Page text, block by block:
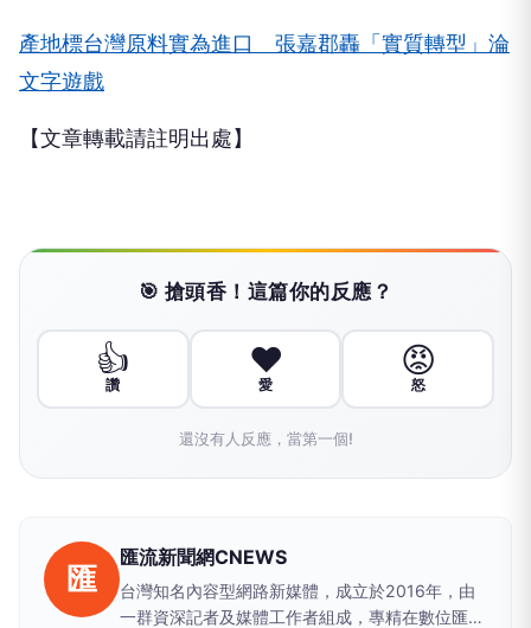
產地標台灣原料實為進口 張嘉郡轟「實質轉型」淪
文字遊戲
【文章轉載請註明出處】
🎯 搶頭香！這篇你的反應？
👍
讚
❤️
愛
😡
怒
還沒有人反應，當第一個!
匯
匯流新聞網CNEWS
台灣知名內容型網路新媒體，成立於2016年，由
一群資深記者及媒體工作者組成，專精在數位匯